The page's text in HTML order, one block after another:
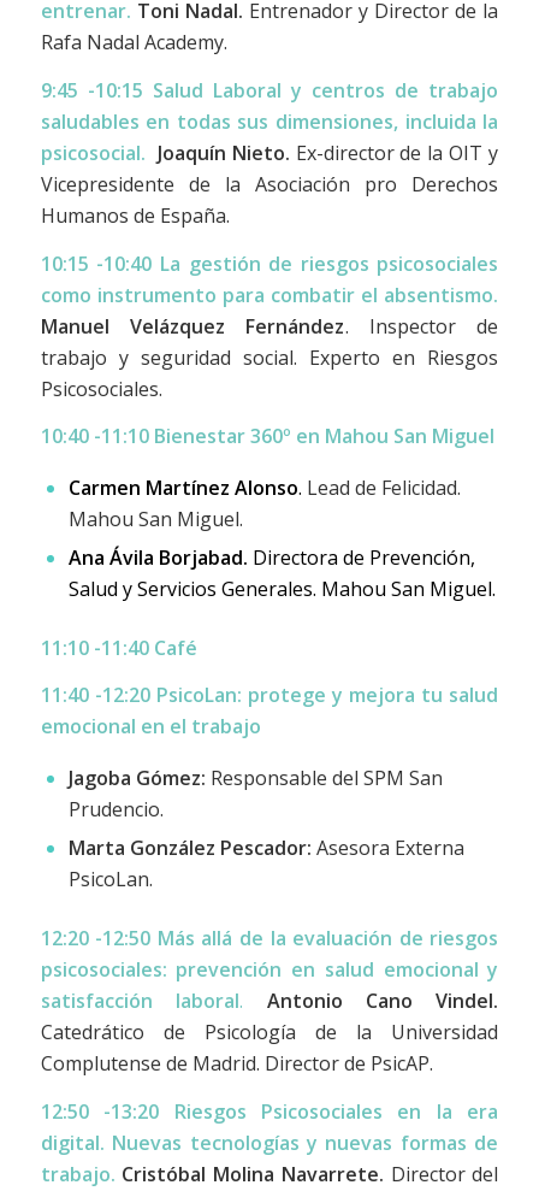
entrenar. Toni Nadal. Entrenador y Director de la
Rafa Nadal Academy.
9:45 -10:15 Salud Laboral y centros de trabajo
saludables en todas sus dimensiones, incluida la
psicosocial. Joaquín Nieto. Ex-director de la OIT y
Vicepresidente de la Asociación pro Derechos
Humanos de España.
10:15 -10:40 La gestión de riesgos psicosociales
como instrumento para combatir el absentismo.
Manuel Velázquez Fernández. Inspector de
trabajo y seguridad social. Experto en Riesgos
Psicosociales.
10:40 -11:10 Bienestar 360º en Mahou San Miguel
Carmen Martínez Alonso. Lead de Felicidad.
Mahou San Miguel.
Ana Ávila Borjabad. Directora de Prevención,
Salud y Servicios Generales. Mahou San Miguel.
11:10 -11:40 Café
11:40 -12:20 PsicoLan: protege y mejora tu salud
emocional en el trabajo
Jagoba Gómez: Responsable del SPM San
Prudencio.
Marta González Pescador: Asesora Externa
PsicoLan.
12:20 -12:50 Más allá de la evaluación de riesgos
psicosociales: prevención en salud emocional y
satisfacción laboral. Antonio Cano Vindel.
Catedrático de Psicología de la Universidad
Complutense de Madrid. Director de PsicAP.
12:50 -13:20
Riesgos Psicosociales en la era
digital. Nuevas tecnologías y nuevas formas de
trabajo. Cristóbal Molina Navarrete. Director del